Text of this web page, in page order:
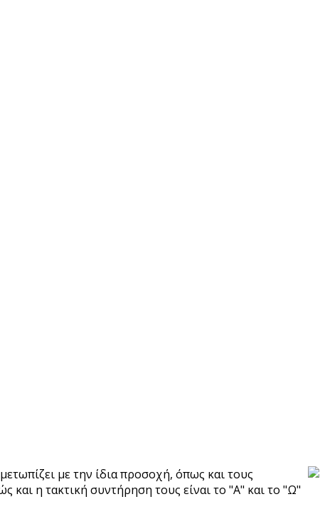
με την ίδια προσοχή, όπως και τους
η τακτική συντήρηση τους είναι το "Α" και το "Ω"